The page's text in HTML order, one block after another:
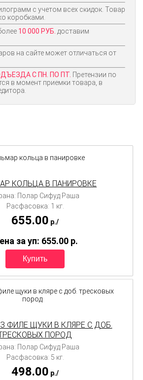
с учетом всех скидок. Товар
коробками.
10 000 РУБ. доставим
на сайте может отличаться от
С ПН. ПО ПТ. Претензии по
в момент приемки товара, в
КОЛЬЦА В ПАНИРОВКЕ
Полар Сифуд Раша
Расфасовка: 1 кг.
655.00 p./
за уп: 655.00 p.
ФИЛЕ ЩУКИ В КЛЯРЕ С ДОБ.
ПОРОД
Полар Сифуд Раша
Расфасовка: 5 кг.
498.00 p./